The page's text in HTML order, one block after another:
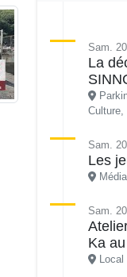
Sam.
La
Culture,
Sam.
Les
Sam.
Ka
Local